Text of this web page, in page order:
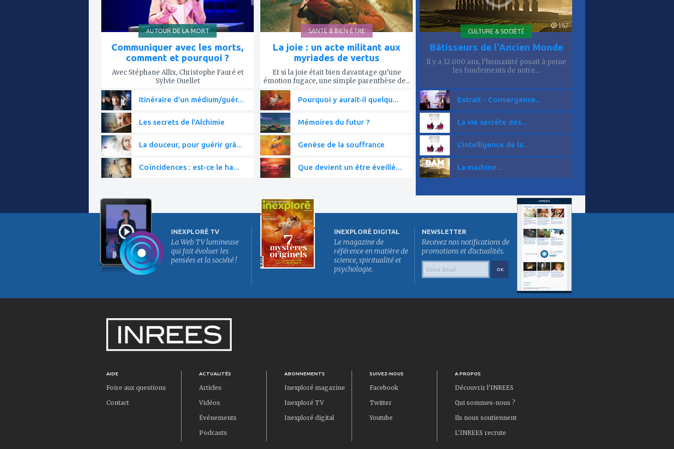
AUTOUR DE LA MORT
Communiquer avec les morts,
comment et pourquoi ?
Avec Stéphane Allix, Christophe Fauré et
Sylvie Ouellet
Itinéraire d'un médium/guér...
Les secrets de l'Alchimie
La douceur, pour guérir grâ...
Coïncidences : est-ce le ha...
SANTÉ & BIEN-ÊTRE
La joie : un acte militant aux
myriades de vertus
Et si la joie était bien davantage qu’une
émotion fugace, une simple parenthèse de...
Pourquoi y aurait-il quelqu...
Mémoires du futur ?
Genèse de la souffrance
Que devient un être éveillé...
157'
CULTURE & SOCIÉTÉ
Bâtisseurs de l'Ancien Monde
Il y a 12.000 ans, l’humanité posait à peine
les fondements de notre...
Extrait - Convergence...
La vie secrète des...
L'intelligence de la...
La machine...
INEXPLORÉ TV
La Web TV lumineuse
qui fait évoluer les
pensées et la société !
INEXPLORÉ DIGITAL
Le magazine de
référence en matière de
science, spiritualité et
psychologie.
NEWSLETTER
Recevez nos notifications de
promotions et d'actualités.
AIDE
Foire aux questions
Contact
ACTUALITÉS
Articles
Vidéos
Événements
Podcasts
ABONNEMENTS
Inexploré magazine
Inexploré TV
Inexploré digital
SUIVEZ-NOUS
Facebook
Twitter
Youtube
A PROPOS
Découvrir l'INREES
Qui sommes-nous ?
Ils nous soutiennent
L'INREES recrute